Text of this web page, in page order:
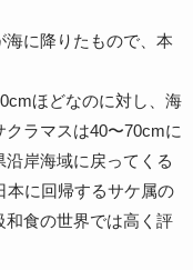
に降りたもので、本
ほどなのに対し、海
ラマスは40〜70cmに
岸海域に戻ってくる
本に回帰するサケ属の
食の世界では高く評